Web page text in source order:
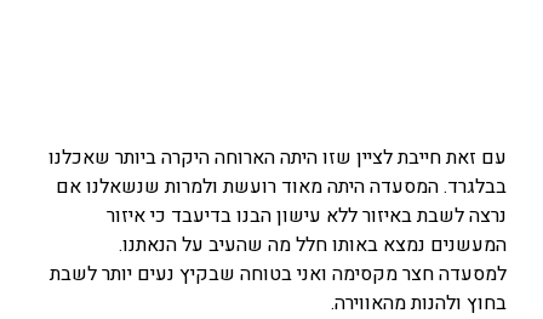
עם זאת חייבת לציין שזו היתה הארוחה היקרה ביותר שאכלנו
בבלגרד. המסעדה היתה מאוד רועשת ולמרות שנשאלנו אם
נרצה לשבת באיזור ללא עישון הבנו בדיעבד כי איזור
המעשנים נמצא באותו חלל מה שהעיב על הנאתנו.
למסעדה חצר מקסימה ואני בטוחה שבקיץ נעים יותר לשבת
בחוץ ולהנות מהאווירה.